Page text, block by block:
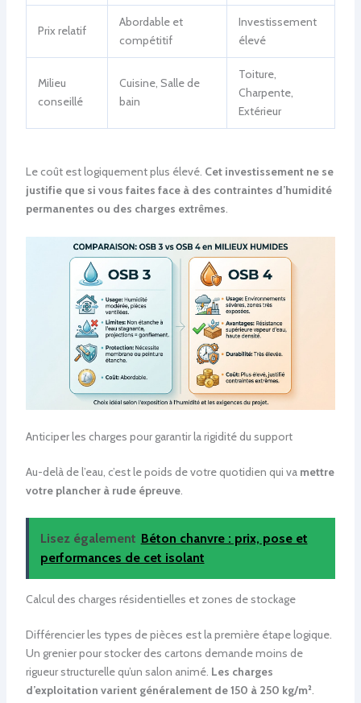
Prix relatif
Abordable et
compétitif
Investissement
élevé
Milieu
conseillé
Cuisine, Salle de
bain
Toiture,
Charpente,
Extérieur
Le coût est logiquement plus élevé. Cet investissement ne se
justifie que si vous faites face à des contraintes d’humidité
permanentes ou des charges extrêmes.
Anticiper les charges pour garantir la rigidité du support
Au-delà de l’eau, c’est le poids de votre quotidien qui va mettre
votre plancher à rude épreuve.
Lisez également Béton chanvre : prix, pose et
performances de cet isolant
Calcul des charges résidentielles et zones de stockage
Différencier les types de pièces est la première étape logique.
Un grenier pour stocker des cartons demande moins de
rigueur structurelle qu’un salon animé. Les charges
d’exploitation varient généralement de 150 à 250 kg/m².